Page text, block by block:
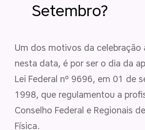
Setembro?
Um dos motivos da celebração
nesta data, é por ser o dia da
Lei Federal nº 9696, em 01 de
1998, que regulamentou a
Conselho Federal e Regionais
Física.